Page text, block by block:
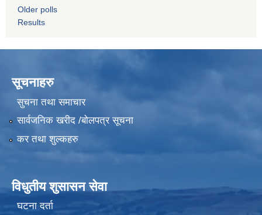
Older polls
Results
सूचनाहरु
सुचना तथा समाचार
सार्वजनिक खरीद /बोलपत्र सूचना
कर तथा शुल्कहरु
विधुतीय शुसासन सेवा
घटना दर्ता